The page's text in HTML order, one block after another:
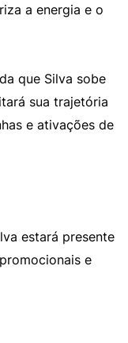
a energia e o
que Silva sobe
sua trajetória
e ativações de
estará presente
e